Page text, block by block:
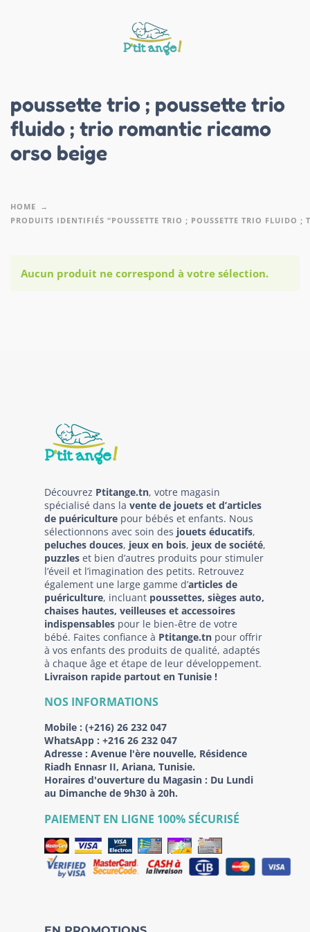
poussette trio ; poussette trio
fluido ; trio romantic ricamo
orso beige
HOME
PRODUITS IDENTIFIÉS “POUSSETTE TRIO ; POUSSETTE TRIO FLUIDO
Aucun produit ne correspond à votre sélection.
Découvrez Ptitange.tn, votre magasin
spécialisé dans la vente de jouets et d’articles
de puériculture pour bébés et enfants. Nous
sélectionnons avec soin des jouets éducatifs,
peluches douces, jeux en bois, jeux de société,
puzzles et bien d’autres produits pour stimuler
l’éveil et l’imagination des petits. Retrouvez
également une large gamme d’articles de
puériculture, incluant poussettes, sièges auto,
chaises hautes, veilleuses et accessoires
indispensables pour le bien-être de votre
bébé. Faites confiance à Ptitange.tn pour offrir
à vos enfants des produits de qualité, adaptés
à chaque âge et étape de leur développement.
Livraison rapide partout en Tunisie !
NOS INFORMATIONS
Mobile : (+216) 26 232 047
WhatsApp : +216 26 232 047
Adresse : Avenue l'ère nouvelle, Résidence
Riadh Ennasr II, Ariana, Tunisie.
Horaires d'ouverture du Magasin : Du Lundi
au Dimanche de 9h30 à 20h.
PAIEMENT EN LIGNE 100% SÉCURISÉ